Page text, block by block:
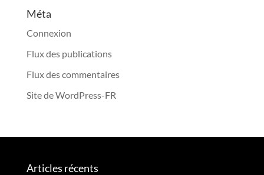
Méta
Connexion
Flux des publications
Flux des commentaires
Site de WordPress-FR
Articles récents